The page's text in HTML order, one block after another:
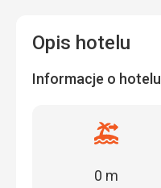
Opis hotelu
Informacje o hotelu
Odległość
plaży
0 m